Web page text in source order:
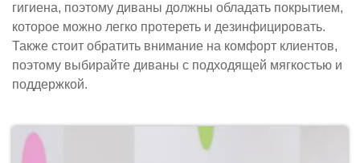
гигиена, поэтому диваны должны обладать покрытием,
которое можно легко протереть и дезинфицировать.
Также стоит обратить внимание на комфорт клиентов,
поэтому выбирайте диваны с подходящей мягкостью и
поддержкой.